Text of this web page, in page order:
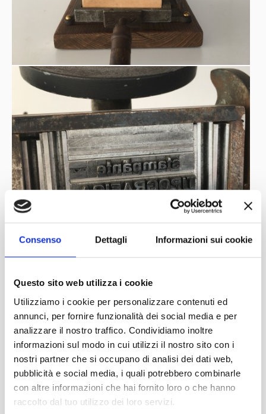
Consenso Dettagli Informazioni sui cookie
Questo sito web utilizza i cookie
Utilizziamo i cookie per personalizzare contenuti ed
annunci, per fornire funzionalità dei social media e per
analizzare il nostro traffico. Condividiamo inoltre
informazioni sul modo in cui utilizzi il nostro sito con i
nostri partner che si occupano di analisi dei dati web,
pubblicità e social media, i quali potrebbero combinarle
con altre informazioni che hai fornito loro o che hanno
raccolto dal tuo utilizzo dei loro servizi.